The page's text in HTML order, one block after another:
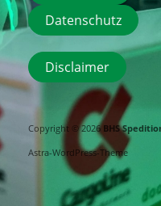
Datenschutz
Disclaimer
Copyright © 2026 BHS
Astra-WordPress-Theme